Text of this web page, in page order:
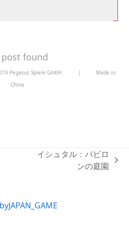
found
Pegasus Spiele GmbH. |
Made in
China
イシュタル：バビロ
ンの庭園